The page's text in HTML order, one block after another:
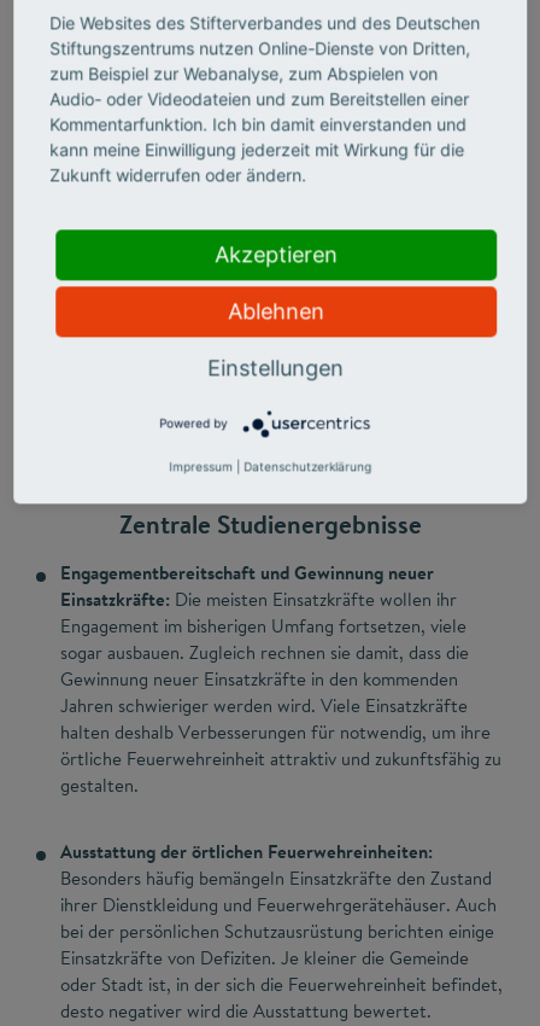
● Motive und sonstige Treiber des Engagements
● Vereinbarkeit mit Familie, Freizeit und Beruf
● Wahrgenommene Wertschätzung und
Rahmenbedingungen des Engagements
Ergänzend zu der Befragung wurden Interviews mit
zentralen Stakeholdern sowie interaktive
Handlungsempfehlungen:Aus den Ergebnissen der Ist-
Analyse und der Meinungserhebung wurden die
vielversprechendsten Maßnahmen abgeleitet. Diese
Maßnahmen wurden in konkrete und detaillierte
Handlungsempfehlungen überführt und dabei nach
Zentrale Studienergebnisse
Engagementbereitschaft und Gewinnung neuer
Einsatzkräfte: Die meisten Einsatzkräfte wollen ihr
Engagement im bisherigen Umfang fortsetzen, viele
sogar ausbauen. Zugleich rechnen sie damit, dass die
Gewinnung neuer Einsatzkräfte in den kommenden
Jahren schwieriger werden wird. Viele Einsatzkräfte
halten deshalb Verbesserungen für notwendig, um ihre
örtliche Feuerwehreinheit attraktiv und zukunftsfähig zu
gestalten.
Ausstattung der örtlichen Feuerwehreinheiten:
Besonders häufig bemängeln Einsatzkräfte den Zustand
ihrer Dienstkleidung und Feuerwehrgerätehäuser. Auch
bei der persönlichen Schutzausrüstung berichten einige
Einsatzkräfte von Defiziten. Je kleiner die Gemeinde
oder Stadt ist, in der sich die Feuerwehreinheit befindet,
desto negativer wird die Ausstattung bewertet.
Die Websites des Stifterverbandes und des Deutschen
Stiftungszentrums nutzen Online-Dienste von Dritten,
zum Beispiel zur Webanalyse, zum Abspielen von
Audio- oder Videodateien und zum Bereitstellen einer
Kommentarfunktion. Ich bin damit einverstanden und
kann meine Einwilligung jederzeit mit Wirkung für die
Zukunft widerrufen oder ändern.
Akzeptieren
Ablehnen
Einstellungen
Powered by
Impressum Datenschutzerklärung